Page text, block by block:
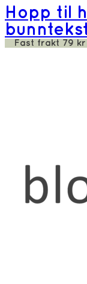
Hopp til
Fast frakt 79